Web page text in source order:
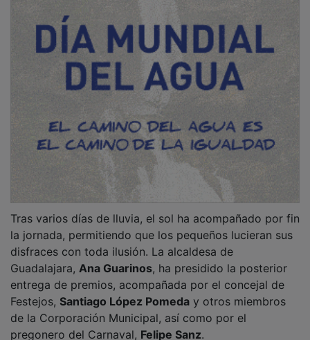
la jornada, permitiendo que los pequeños lucieran sus
disfraces con toda ilusión. La alcaldesa de
Guadalajara,Ana Guarinos , ha presidido la posterior
entrega de premios, acompañada por el concejal de
Festejos,Santiago López Pomeda y otros miembros
de la Corporación Municipal, así como por el
pregonero del Carnaval,Felipe Sanz.